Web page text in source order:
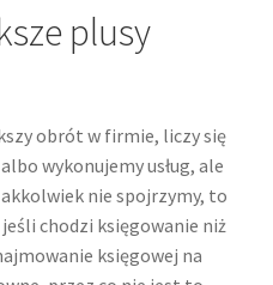
plusy
obrót w firmie, liczy się
wykonujemy usług, ale
nie spojrzymy, to
chodzi księgowanie niż
księgowej na